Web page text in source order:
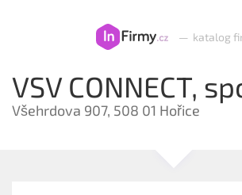
— katalog
VSV CONNECT,
Všehrdova 907, 508 01 Hořice